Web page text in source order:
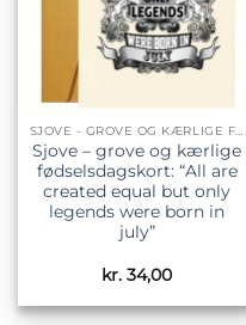
SJOVE - GROVE OG KÆRLIGE FØDSELSDAGSKORT
Sjove – grove og kærlige
fødselsdagskort: “All are
created equal but only
legends were born in
july”
kr. 34,00